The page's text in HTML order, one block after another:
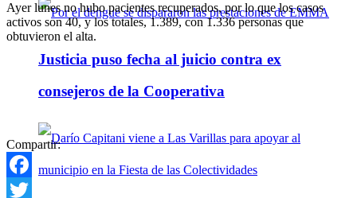
Justicia puso fecha al juicio contra ex
consejeros de la Cooperativa
Ayer lunes no hubo pacientes recuperados, por lo que los casos
activos son 40, y los totales, 1.389, con 1.336 personas que
obtuvieron el alta.
Compartir:
Facebook